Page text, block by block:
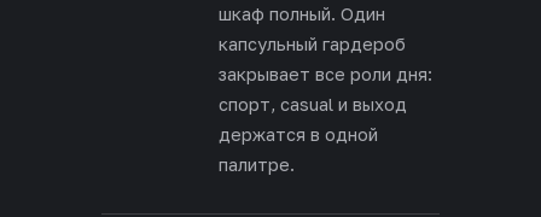
шкаф полный. Один
капсульный гардероб
закрывает все роли дня:
спорт, casual и выход
держатся в одной
палитре.